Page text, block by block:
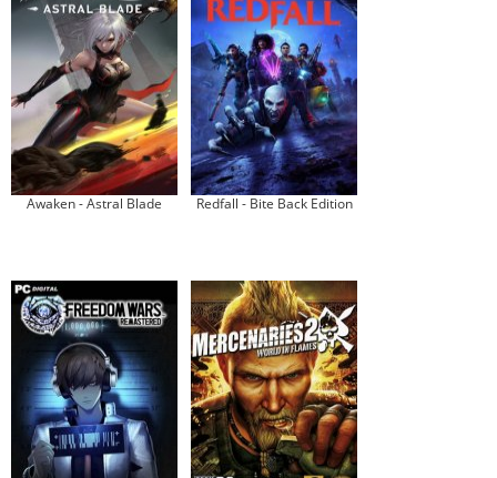
Awaken - Astral Blade Redfall - Bite Back Edition